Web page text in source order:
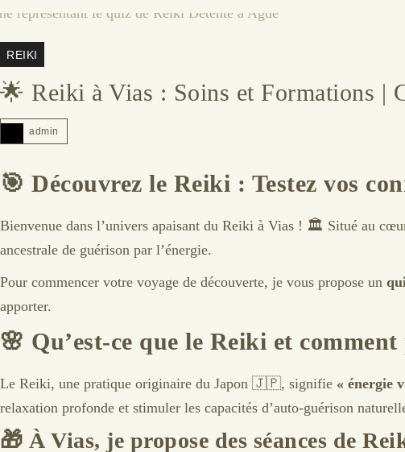
REIKI
🌟 Reiki à Vias : Soins et Formations |
admin
🎯 Découvrez le Reiki : Testez vos
Bienvenue dans l’univers apaisant du Reiki à Vias ! 🏛️ Situé au
ancestrale de guérison par l’énergie.
Pour commencer votre voyage de découverte, je vous propose un
apporter.
🌸 Qu’est-ce que le Reiki et
Le Reiki, une pratique originaire du Japon 🇯🇵, signifie « énergie
relaxation profonde et stimuler les capacités d’auto-guérison
🎁 À Vias, je propose des séances de